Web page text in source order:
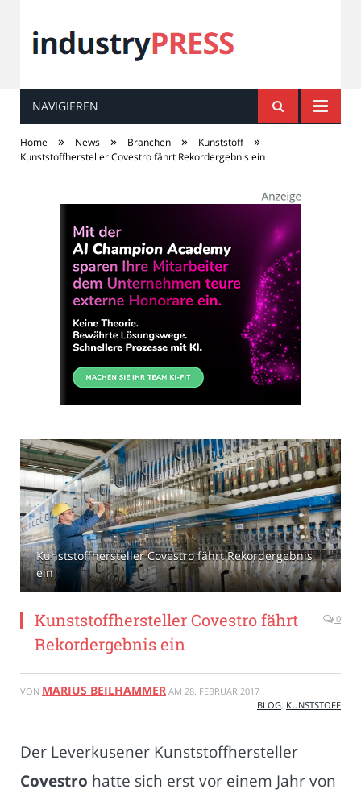
industryPRESS
NAVIGIEREN
Home » News » Branchen » Kunststoff »
Kunststoffhersteller Covestro fährt Rekordergebnis ein
Kunststoffhersteller Covestro fährt Rekordergebnis
ein
Kunststoffhersteller Covestro fährt
Rekordergebnis ein
0
VON MARIUS BEILHAMMER AM 28. FEBRUAR 2017
BLOG, KUNSTSTOFF
Der Leverkusener Kunststoffhersteller
Covestro hatte sich erst vor einem Jahr von